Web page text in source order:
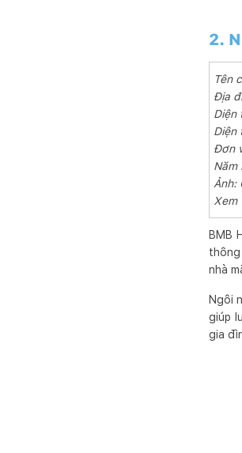
2.
Tên
Địa
Diện
Diện
Đơn
Năm
Ảnh:
Xem
BMB
thông
nhà
Ngôi
giúp
gia